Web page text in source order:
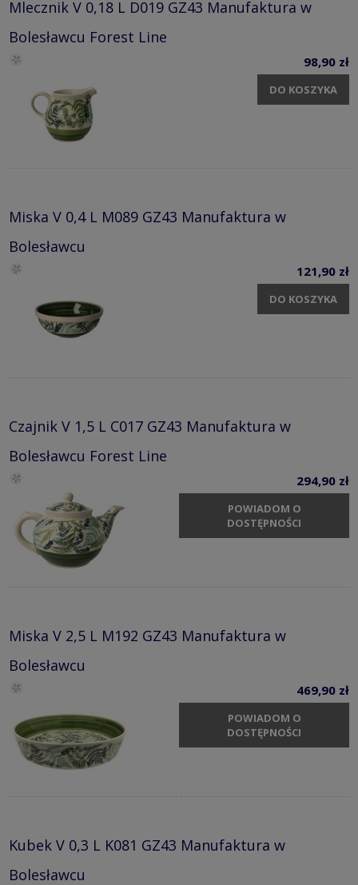
Mlecznik V 0,18 L D019 GZ43 Manufaktura w
Bolesławcu Forest Line
98,90 zł
DO KOSZYKA
Miska V 0,4 L M089 GZ43 Manufaktura w
Bolesławcu
121,90 zł
DO KOSZYKA
Czajnik V 1,5 L C017 GZ43 Manufaktura w
Bolesławcu Forest Line
294,90 zł
POWIADOM O
DOSTĘPNOŚCI
Miska V 2,5 L M192 GZ43 Manufaktura w
Bolesławcu
469,90 zł
POWIADOM O
DOSTĘPNOŚCI
Kubek V 0,3 L K081 GZ43 Manufaktura w
Bolesławcu